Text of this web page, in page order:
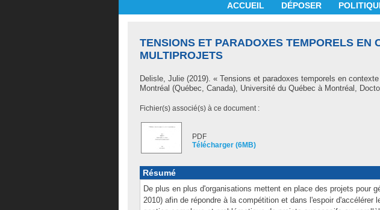
ACCUEIL DÉPOSER
TENSIONS ET PARADOXES TEMPORELS EN
MULTIPROJETS
Delisle, Julie (2019). « Tensions et paradoxes temporels en
Montréal (Québec, Canada), Université du Québec à Montréal,
Fichier(s) associé(s) à ce document :
PDF
Télécharger (6MB)
Résumé
De plus en plus d'organisations mettent en place des projets pour
2010) afin de répondre à la compétition et dans l'espoir d'accélérer